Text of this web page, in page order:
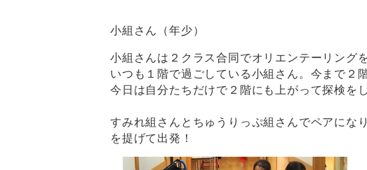
小組さん（年少）
小組さんは２クラス合同でオリエンテーリング
いつも１階で過ごしている小組さん。今まで２
今日は自分たちだけで２階にも上がって探検をし
すみれ組さんとちゅうりっぷ組さんでペアにな
を提げて出発！